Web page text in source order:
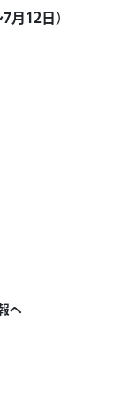
月12日）
へ